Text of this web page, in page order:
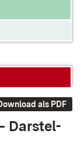
als PDF
Dar­stel­